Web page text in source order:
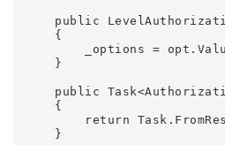
public
    {
_options =
    }
public
    {
return
    }